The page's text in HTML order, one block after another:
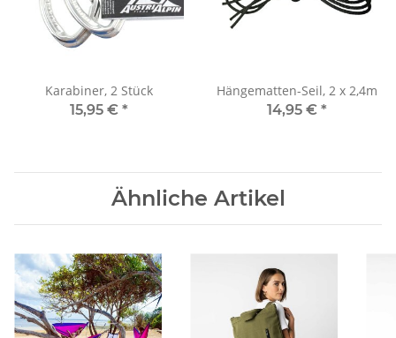
Karabiner, 2 Stück
15,95 € *
Hängematten-Seil, 2 x 2,4m
14,95 € *
Ähnliche Artikel